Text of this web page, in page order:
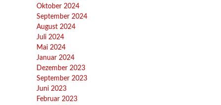
Oktober 2024
September 2024
August 2024
Juli 2024
Mai 2024
Januar 2024
Dezember 2023
September 2023
Juni 2023
Februar 2023